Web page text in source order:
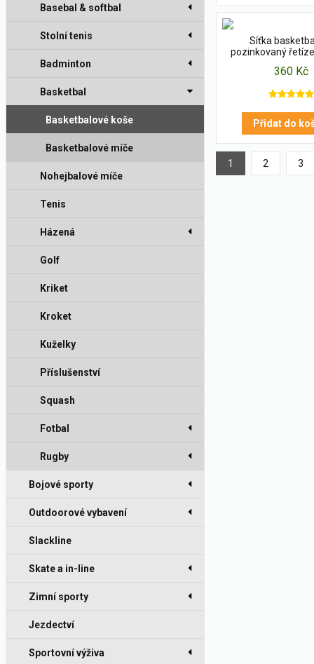
Basebal & softbal
Stolní tenis
Badminton
Basketbal
Basketbalové koše
Basketbalové míče
Nohejbalové míče
Tenis
Házená
Golf
Kriket
Kroket
Kuželky
Příslušenství
Squash
Fotbal
Rugby
Bojové sporty
Outdoorové vybavení
Slackline
Skate a in-line
Zimní sporty
Jezdectví
Sportovní výživa
Síťka
pozinkovaný
360 Kč
Přidat do
1 2 3